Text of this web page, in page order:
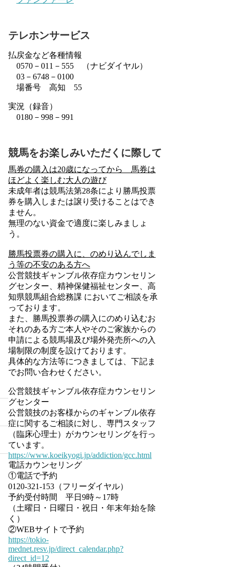
テレホンサービス
払戻金など各種情報
0570－011－555 （ナビダイヤル）
03－6748－0100
場番号 高知 55
実況（録音）
0180－998－991
競馬をお楽しみいただくに際して
馬券の購入は20歳になってから 馬券は
ほどよく楽しむ大人の遊び
未成年者は競馬法第28条により勝馬投票
券を購入しまたは譲り受けることはでき
ません。
無理のない資金で適度に楽しみましょ
う。
勝馬投票券の購入に、のめり込んでしま
う等の不安のある方へ
公営競技ギャンブル依存症カウンセリン
グセンター、精神保健福祉センター、高
知県競馬組合総務課 においてご相談を承
っております。
また、勝馬投票券の購入にのめり込むお
それのある方ご本人やそのご家族からの
申請による競馬場及び場外発売所への入
場制限の制度を設けております。
具体的な方法等につきましては、下記ま
でお問い合わせください。
公営競技ギャンブル依存症カウンセリン
グセンター
公営競技のお客様からのギャンブル依存
症に関するご相談に対し、専門スタッフ
（臨床心理士）がカウンセリングを行っ
ています。
https://www.koeikyogi.jp/addiction/gcc.html
電話カウンセリング
①電話で予約
0120-321-153（フリーダイヤル）
予約受付時間 平日9時～17時
（土曜日・日曜日・祝日・年末年始を除
く）
②WEBサイトで予約
https://tokio-
mednet.resv.jp/direct_calendar.php?
direct_id=12